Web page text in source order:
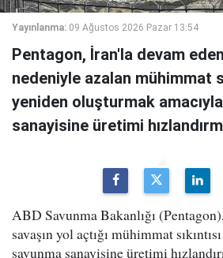
Yayınlanma: 09 Ağustos 2026 Pazar 13:54
Pentagon, İran'la devam
nedeniyle azalan mühimmat
yeniden oluşturmak
sanayisine üretimi
ABD Savunma Bakanlığı
savaşın yol açtığı mühimmat
savunma sanayisine üretimi